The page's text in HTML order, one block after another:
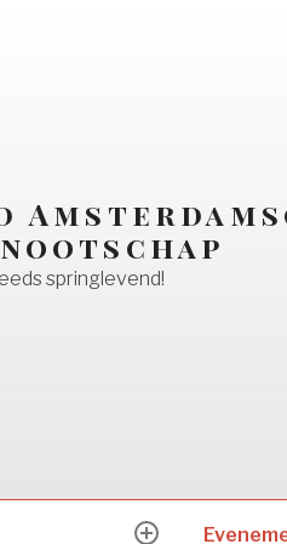
springlevend!